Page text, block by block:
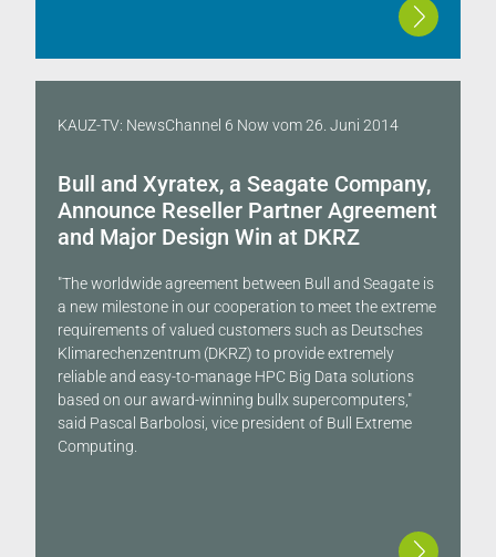
KAUZ-TV: NewsChannel 6 Now vom26. Juni 2014
Bull and Xyratex, a Seagate Company,
Announce Reseller Partner Agreement
and Major Design Win at DKRZ
"The worldwide agreement between Bull and Seagate is
a new milestone in our cooperation to meet the extreme
requirements of valued customers such as Deutsches
Klimarechenzentrum (DKRZ) to provide extremely
reliable and easy-to-manage HPC Big Data solutions
based on our award-winning bullx supercomputers,"
said Pascal Barbolosi, vice president of Bull Extreme
Computing.